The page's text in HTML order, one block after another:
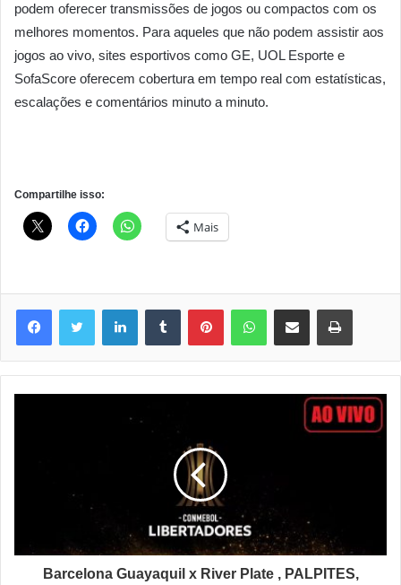
podem oferecer transmissões de jogos ou compactos com os
melhores momentos. Para aqueles que não podem assistir aos
jogos ao vivo, sites esportivos como GE, UOL Esporte e
SofaScore oferecem cobertura em tempo real com estatísticas,
escalações e comentários minuto a minuto.
Compartilhe isso:
Mais
LinkedinTumblr PinterestWhatsAppCompartilhar via e-mail Imprimir
Barcelona Guayaquil x River Plate , PALPITES,